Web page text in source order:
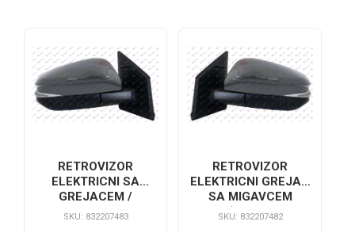
RETROVIZOR
ELEKTRICNI SA
GREJACEM /
MIGAVAC A KVALITET
SKU: 832207483
RETROVIZOR
ELEKTRICNI GREJAC
SA MIGAVCEM
(KONVE
SKU: 832207482